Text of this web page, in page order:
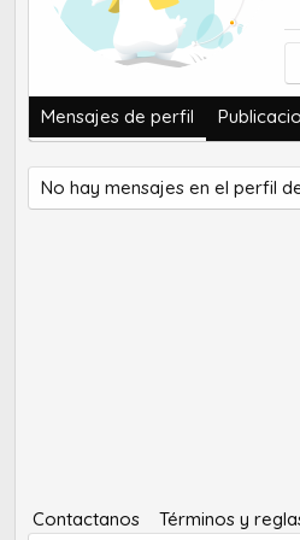
Mensajes de perfil
No hay mensajes en el perfil
Contactanos Términos y